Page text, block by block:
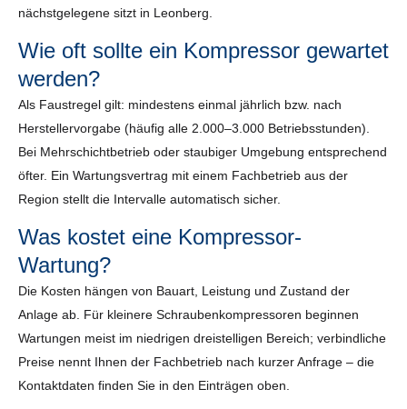
nächstgelegene sitzt in Leonberg.
Wie oft sollte ein Kompressor gewartet
werden?
Als Faustregel gilt: mindestens einmal jährlich bzw. nach
Herstellervorgabe (häufig alle 2.000–3.000 Betriebsstunden).
Bei Mehrschichtbetrieb oder staubiger Umgebung entsprechend
öfter. Ein Wartungsvertrag mit einem Fachbetrieb aus der
Region stellt die Intervalle automatisch sicher.
Was kostet eine Kompressor-
Wartung?
Die Kosten hängen von Bauart, Leistung und Zustand der
Anlage ab. Für kleinere Schraubenkompressoren beginnen
Wartungen meist im niedrigen dreistelligen Bereich; verbindliche
Preise nennt Ihnen der Fachbetrieb nach kurzer Anfrage – die
Kontaktdaten finden Sie in den Einträgen oben.